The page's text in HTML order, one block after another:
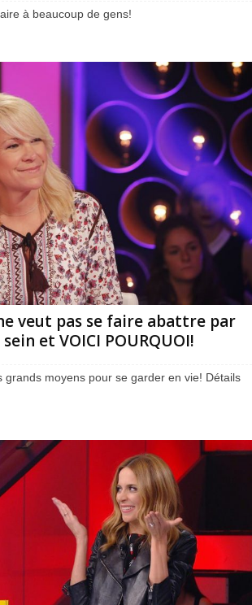
à beaucoup de gens!
veut pas se faire abattre par
et VOICI POURQUOI!
grands moyens pour se garder en vie! Détails